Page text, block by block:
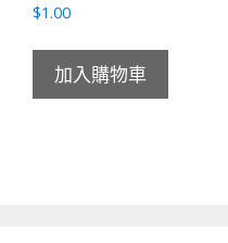
$1.00
加入購物車